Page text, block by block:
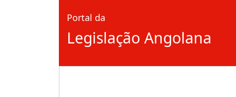
Portal da
Legislação Angolana